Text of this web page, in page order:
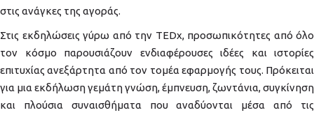
στις ανάγκες της αγοράς.
Στις εκδηλώσεις γύρω από την TEDx, προσωπικότητες από όλο
τον κόσμο παρουσιάζουν ενδιαφέρουσες ιδέες και ιστορίες
επιτυχίας ανεξάρτητα από τον τομέα εφαρμογής τους. Πρόκειται
για μια εκδήλωση γεμάτη γνώση, έμπνευση, ζωντάνια, συγκίνηση
και πλούσια συναισθήματα που αναδύονται μέσα από τις